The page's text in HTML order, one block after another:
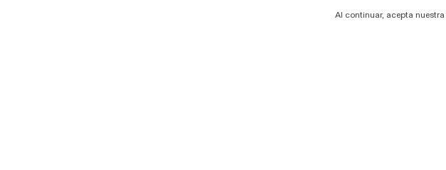
Al continuar, acepta nuestra